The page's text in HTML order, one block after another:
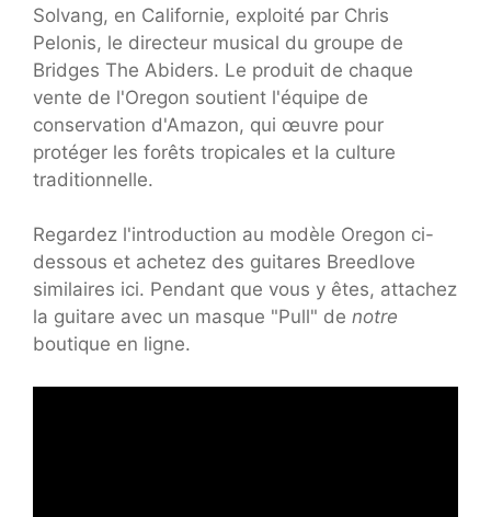
Solvang, en Californie, exploité par Chris
Pelonis, le directeur musical du groupe de
Bridges The Abiders. Le produit de chaque
vente de l'Oregon soutient l'équipe de
conservation d'Amazon, qui œuvre pour
protéger les forêts tropicales et la culture
traditionnelle.
Regardez l'introduction au modèle Oregon ci-
dessous et achetez des guitares Breedlove
similaires ici. Pendant que vous y êtes, attachez
la guitare avec un masque "Pull" de notre
boutique en ligne.